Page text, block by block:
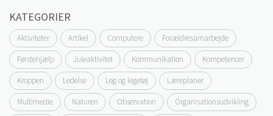
KATEGORIER
Aktiviteter Artikel Computere Forældresamarbejde
Førstehjælp Juleaktivitet Kommunikation Kompetencer
Kroppen Ledelse Leg og legetøj Læreplaner
Multimedie Naturen Observation Organisationsudvikling